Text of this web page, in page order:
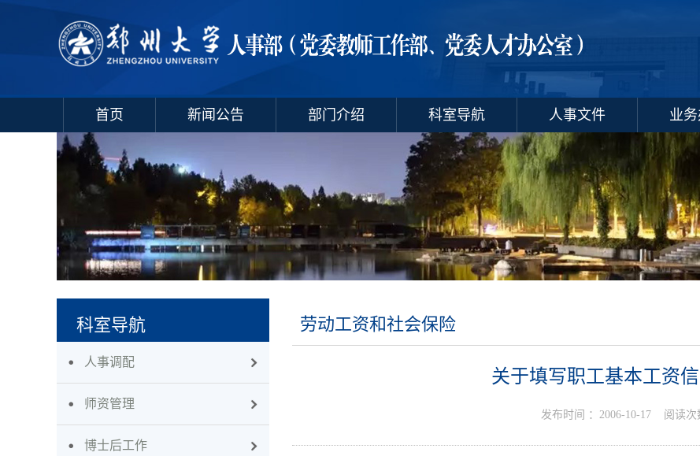
首页 新闻公告 部门介绍 科室导航 人事文件 业
科室导航
人事调配
师资管理
博士后工作
劳动工资和社会保险
关于填写职工基本工资
发布时间 ： 2006-10-17 阅读次